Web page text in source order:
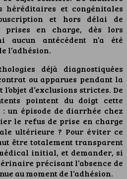
héréditaires et congénitales
et hors délai de
prises en charge, dès lors
aucun antécédent n’a été
l’adhésion.
déjà diagnostiquées
ou apparues pendant la
d’exclusions strictes. De
pointent du doigt cette
un épisode de diarrhée chez
le refus de prise en charge
ultérieure ? Pour éviter ce
être totalement transparent
initial, et demander, si
précisant l’absence de
au moment de l’adhésion.